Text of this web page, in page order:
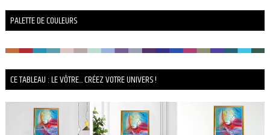
PALETTE DE COULEURS
CE TABLEAU : LE VÔTRE... CRÉEZ VOTRE UNIVERS !